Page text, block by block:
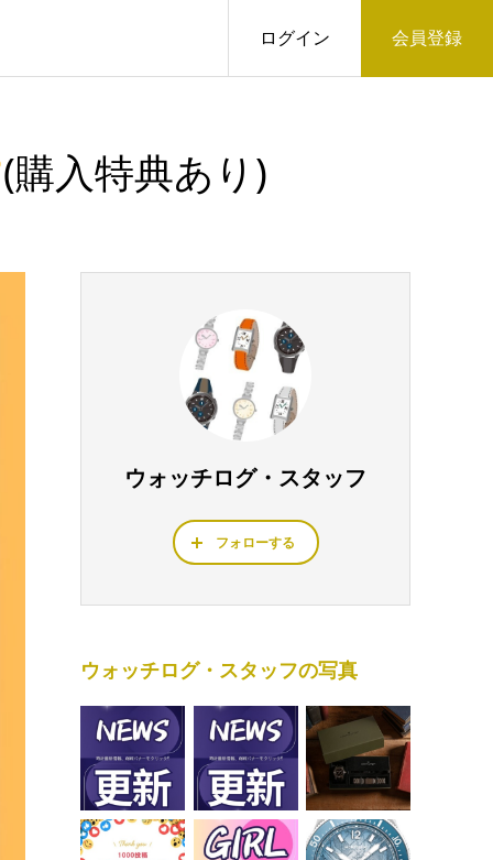
ログイン 会員登録
(購入特典あり)
ウォッチログ・スタッフ
フォローする
ウォッチログ・スタッフの写真